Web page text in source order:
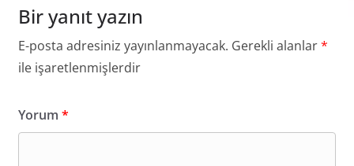
Bir yanıt yazın
E-posta adresiniz yayınlanmayacak. Gerekli alanlar*
ile işaretlenmişlerdir
Yorum *